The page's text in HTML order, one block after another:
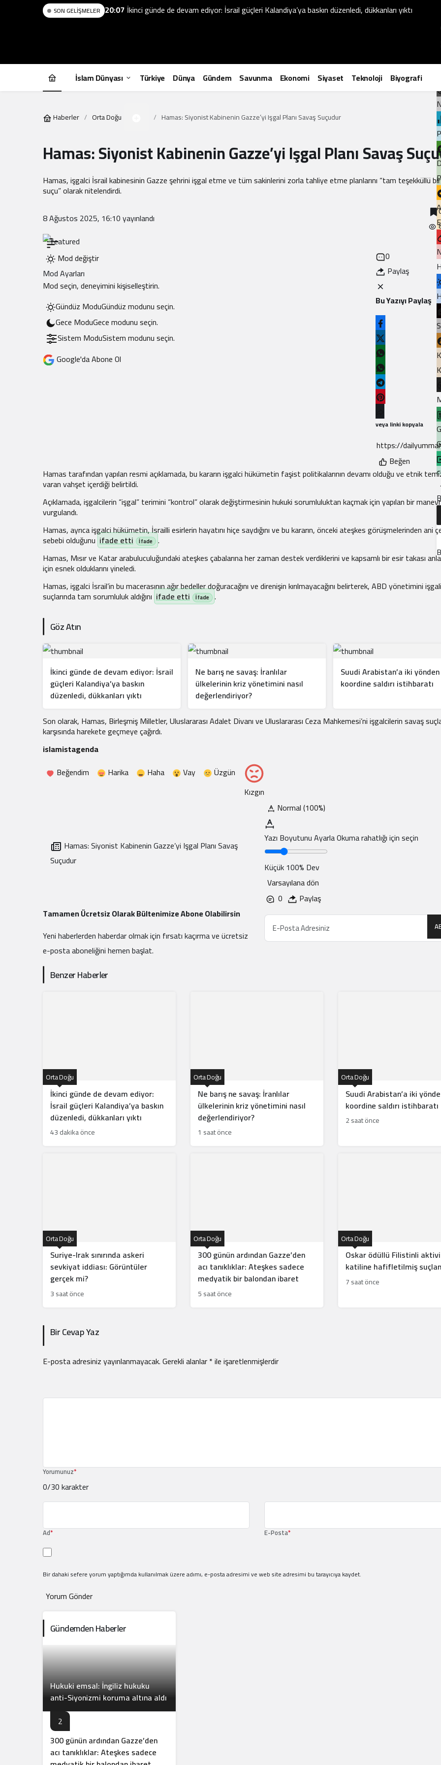
SON GELIŞMELER 20:07 İkinci günde de devam ediyor: İsrail güçleri Kalandiya’ya baskın düzenledi, dükkanları yıktı
Mod değiştir
Mod Ayarları
Mod seçin, deneyimini kişiselleştirin.
Gündüz ModuGündüz modunu seçin.
Gece ModuGece modunu seçin.
Sistem ModuSistem modunu seçin.
İslam Dünyası Türkiye Dünya Gündem Savunma Ekonomi Siyaset Teknoloji Biyografi
Haberler Orta Doğu Hamas: Siyonist Kabinenin Gazze’yi Işgal Planı Savaş Suçudur
Hamas: Siyonist Kabinenin Gazze’yi Işgal Planı Savaş
Hamas, işgalci İsrail kabinesinin Gazze şehrini işgal etme ve tüm sakinlerini zorla tahliye etme planlarını “tam teşekküllü
suçu” olarak nitelendirdi.
8 Ağustos 2025, 16:10yayınlandı
Google'da Abone Ol
0
Paylaş
Bu Yazıyı Paylaş
veya linki kopyala
Beğen
Hamas tarafından yapılan resmi açıklamada, bu kararın işgalci hükümetin faşist politikalarının devamı olduğu ve etnik
varan vahşet içerdiği belirtildi.
Açıklamada, işgalcilerin “işgal” terimini “kontrol” olarak değiştirmesinin hukuki sorumluluktan kaçmak için yapılan bir
vurgulandı.
Hamas, ayrıca işgalci hükümetin, İsrailli esirlerin hayatını hiçe saydığını ve bu kararın, önceki ateşkes görüşmelerinden ani
sebebi olduğunu ifade etti
.
Hamas, Mısır ve Katar arabuluculuğundaki ateşkes çabalarına her zaman destek verdiklerini ve kapsamlı bir esir takası
için esnek olduklarını yineledi.
Hamas, işgalci İsrail’in bu macerasının ağır bedeller doğuracağını ve direnişin kırılmayacağını belirterek, ABD yönetimini
suçlarında tam sorumluluk aldığını ifade etti .
Göz Atın
İkinci günde de devam ediyor: İsrail
güçleri Kalandiya’ya baskın
düzenledi, dükkanları yıktı
Ne barış ne savaş: İranlılar
ülkelerinin kriz yönetimini nasıl
değerlendiriyor?
Suudi Arabistan’a iki yönden
koordine saldırı istihbaratı
Son olarak, Hamas, Birleşmiş Milletler, Uluslararası Adalet Divanı ve Uluslararası Ceza Mahkemesi’ni işgalcilerin savaş
karşısında harekete geçmeye çağırdı.
islamistagenda
Beğendim
Harika Haha Vay
Üzgün
Kızgın
Hamas: Siyonist Kabinenin Gazze’yi Işgal Planı Savaş
Suçudur
Normal (100%)
Yazı Boyutunu AyarlaOkuma rahatlığı için seçin
Küçük100% Dev
Varsayılana dön
0
Paylaş
Tamamen Ücretsiz Olarak Bültenimize Abone Olabilirsin
Yeni haberlerden haberdar olmak için fırsatı kaçırma ve ücretsiz
e-posta aboneliğini hemen başlat.
Benzer Haberler
İkinci günde de devam ediyor:
İsrail güçleri Kalandiya’ya baskın
düzenledi, dükkanları yıktı
Orta Doğu
43 dakika önce
Ne barış ne savaş: İranlılar
ülkelerinin kriz yönetimini nasıl
değerlendiriyor?
Orta Doğu
1 saat önce
Suudi Arabistan’a iki
koordine saldırı istihbaratı
Orta Doğu
2 saat önce
Suriye-Irak sınırında askeri
sevkiyat iddiası: Görüntüler
gerçek mi?
Orta Doğu
3 saat önce
300 günün ardından Gazze’den
acı tanıklıklar: Ateşkes sadece
medyatik bir balondan ibaret
Orta Doğu
5 saat önce
Oskar ödüllü Filistinli
katiline hafifletilmiş
Orta Doğu
7 saat önce
Bir Cevap Yaz
E-posta adresiniz yayınlanmayacak.Gerekli alanlar*ile işaretlenmişlerdir
Yorumunuz*
0/30 karakter
Ad* E-Posta*
Bir dahaki sefere yorum yaptığımda kullanılmak üzere adımı, e-posta adresimi ve web site adresimi bu tarayıcıya kaydet.
Yorum Gönder
Gündemden Haberler
Hukuki emsal: İngiliz hukuku
anti-Siyonizmi koruma altına aldı
2
300 günün ardından Gazze’den
acı tanıklıklar: Ateşkes sadece